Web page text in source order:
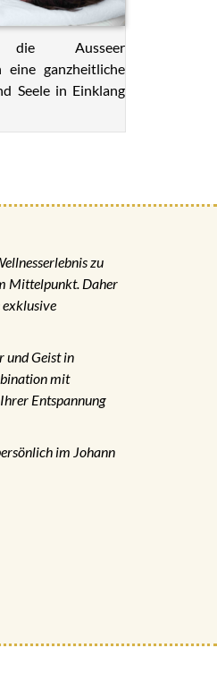
die Ausseer
eine ganzheitliche
Seele in Einklang
zu
Mittelpunkt. Daher
und Geist in
mit
Entspannung
im Johann